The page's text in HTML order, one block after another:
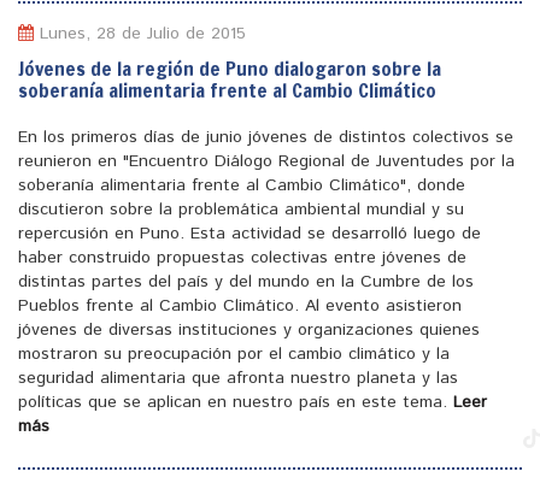
Lunes, 28 de Julio de 2015
Jóvenes de la región de Puno dialogaron sobre la
soberanía alimentaria frente al Cambio Climático
En los primeros días de junio jóvenes de distintos colectivos se
reunieron en "Encuentro Diálogo Regional de Juventudes por la
soberanía alimentaria frente al Cambio Climático", donde
discutieron sobre la problemática ambiental mundial y su
repercusión en Puno. Esta actividad se desarrolló luego de
haber construido propuestas colectivas entre jóvenes de
distintas partes del país y del mundo en la Cumbre de los
Pueblos frente al Cambio Climático. Al evento asistieron
jóvenes de diversas instituciones y organizaciones quienes
mostraron su preocupación por el cambio climático y la
seguridad alimentaria que afronta nuestro planeta y las
políticas que se aplican en nuestro país en este tema. Leer
más